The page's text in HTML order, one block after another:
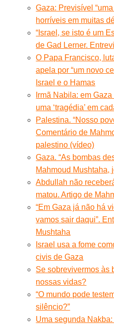
Gaza: Previsível
horríveis em muitas
“Israel, se isto é um
de Gad Lerner.
O Papa Francisco,
apela por “um novo
Israel e o Hamas
Irmã Nabila: em Gaza
uma ‘tragédia’ em
Palestina. “Nosso
Comentário de
palestino (vídeo)
Gaza. “As bombas
Mahmoud Mushtaha,
Abdullah não
matou. Artigo de
“Em Gaza já não há
vamos sair daqui”.
Mushtaha
Israel usa a fome
civis de Gaza
Se sobrevivermos às
nossas vidas?
“O mundo pode
silêncio?”
Uma segunda